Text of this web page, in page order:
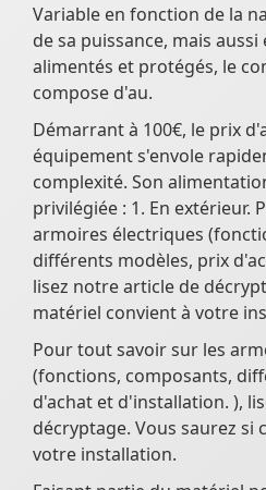
Variable en fonction de la
de sa puissance, mais
alimentés et protégés, le
compose d'au.
Démarrant à 100€, le prix
équipement s'envole
complexité. Son
privilégiée : 1. En extérieur.
armoires électriques
différents modèles, prix
lisez notre article de
matériel convient à votre
Pour tout savoir sur les
(fonctions, composants,
d'achat et d'installation. ),
décryptage. Vous saurez si
votre installation.